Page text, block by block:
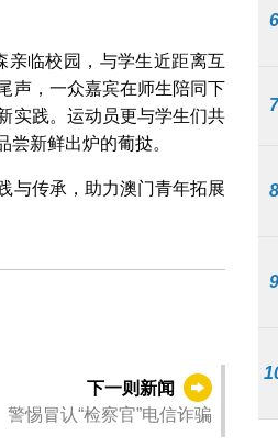
亲临校园，与学生近距离互
声，一众嘉宾在师生陪同下
实践。运动员更与学生们共
新鲜出炉的葡挞。
与传承，助力澳门青年拓展
下一则新闻
警惕冒认“检察官”电信诈骗
6
7
8
9